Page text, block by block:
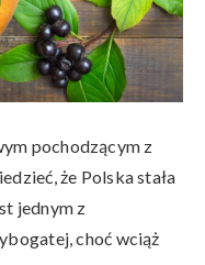
pochodzącym z
że Polska stała
jednym z
choć wciąż